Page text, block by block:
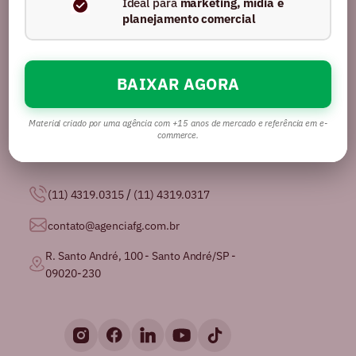
Somos uma agência com mais de 16 anos no
melhores agências de publicidade para se
trabalhar no Brasil.
(11) 4319.0315 / (11) 4319.0317
contato@agenciafg.com.br
R. Santo André, 100 - Santo André/SP -
09020-230
planejamento comercial
BAIXAR AGORA
Material criado por uma agência com +15 anos de mercado e referência em e-
commerce.